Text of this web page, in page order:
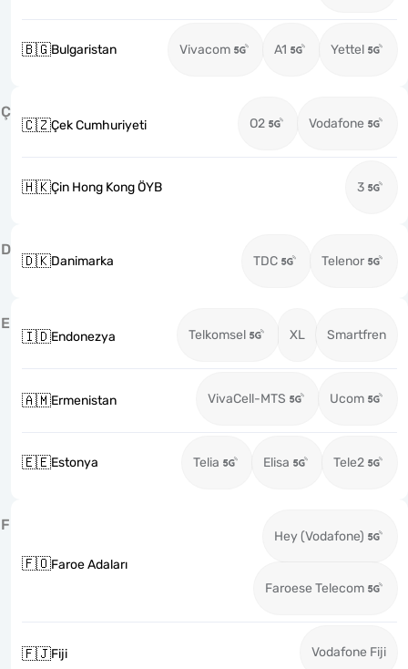
🇧🇬Bulgaristan Vivacom A1 Yettel
Ç
🇨🇿Çek Cumhuriyeti O2 Vodafone
🇭🇰Çin Hong Kong ÖYB 3
D
🇩🇰Danimarka TDC Telenor
E
🇮🇩Endonezya Telkomsel XL Smartfren
🇦🇲Ermenistan VivaCell-MTS Ucom
🇪🇪Estonya Telia Elisa Tele2
F
🇫🇴Faroe Adaları
Hey (Vodafone)
Faroese Telecom
🇫🇯Fiji Vodafone Fiji